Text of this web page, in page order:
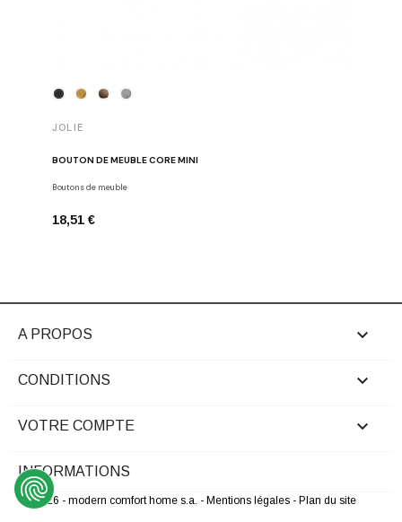
JOLIE
BOUTON DE MEUBLE CORE MINI
Boutons de meuble
18,51 €
A PROPOS 
CONDITIONS 
VOTRE COMPTE 
INFORMATIONS
© 2026 - modern comfort home s.a. - Mentions légales - Plan du site